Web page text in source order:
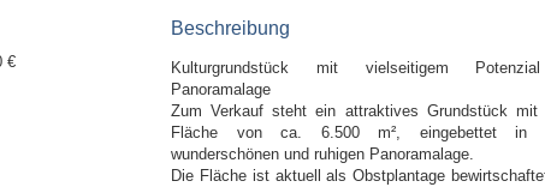
€
Beschreibung
Kulturgrundstück mit vielseitigem
Panoramalage
Zum Verkauf steht ein attraktives Grundstück mit
Fläche von ca. 6.500 m², eingebettet in
wunderschönen und ruhigen Panoramalage.
Die Fläche ist aktuell als Obstplantage